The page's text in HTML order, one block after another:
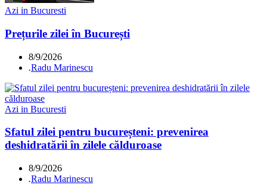
Azi in Bucuresti
Prețurile zilei în București
8/9/2026
.Radu Marinescu
Azi in Bucuresti
Sfatul zilei pentru bucureșteni: prevenirea
deshidratării în zilele călduroase
8/9/2026
.Radu Marinescu